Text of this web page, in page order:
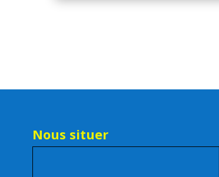
Nous situer